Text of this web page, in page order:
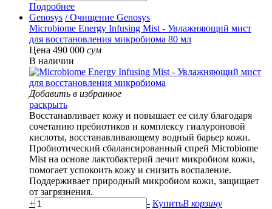
Подробнее
Genosys / Очищение Genosys
Microbiome Energy Infusing Mist - Увлажняющий мист
для восстановления микробиома 80 мл
Цена 490 000 сум
В наличии
Добавить в избранное
раскрыть
Восстанавливает кожу и повышает ее силу благодаря
сочетанию пребиотиков и комплексу гиалуроновой
кислоты, восстанавливающему водный барьер кожи.
Пробиотический сбалансированный спрей Microbiome
Mist на основе лактобактерий лечит микробиом кожи,
помогает успокоить кожу и снизить воспаление.
Поддерживает природный микробиом кожи, защищает
от загрязнения.
+
- КупитьВ корзину